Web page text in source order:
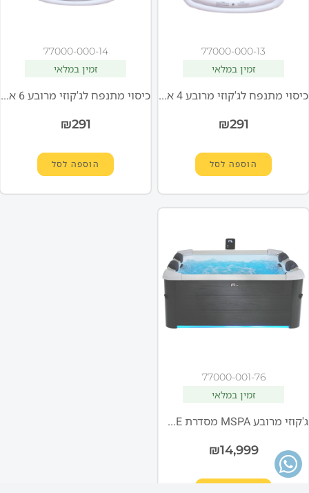
77000-000-13
זמין במלאי
כיסוי מתנפח לג'קוזי מרובע 4 אנשים MSPA
₪291
הוספה לסל
77000-000-14
זמין במלאי
כיסוי מתנפח לג'קוזי מרובע 6 אנשים MSPA
₪291
הוספה לסל
77000-001-76
זמין במלאי
ג'קוזי מרובע MSPA מסדרת FRAME דגם F-OL063W OSLO
₪14,999